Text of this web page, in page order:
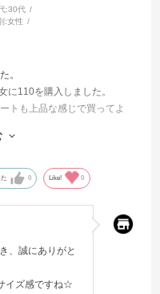
:30代
:女性
。
に110を購入しました。
トも上品な感じで買ってよ
でも着れました。
何か履かせた方が良さそう
です。
0 Like! 0
、誠にありがと
イズ感ですね☆